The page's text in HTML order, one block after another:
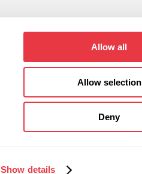
Show details
Allow all
Allow selection
Deny